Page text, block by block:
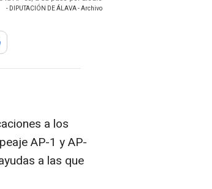
- DIPUTACIÓN DE ÁLAVA - Archivo
a los
AP-1 y AP-
a las que